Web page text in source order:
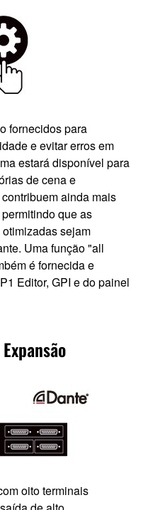
fornecidos para
e evitar erros em
estará disponível para
de cena e
ainda mais
que as
sejam
Uma função "all
é fornecida e
Editor, GPI e do painel
oito terminais